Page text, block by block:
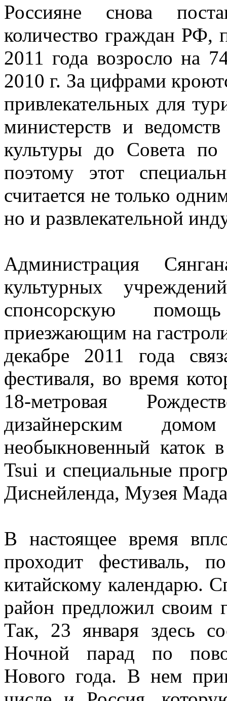
Россияне снова
количество граждан РФ,
2011 года возросло на
2010 г. За цифрами
привлекательных для
министерств и
культуры до Совета
поэтому этот
считается не только
но и развлекательной
Администрация
культурных
спонсорскую
приезжающим на
декабре 2011 года
фестиваля, во время
18-метровая
дизайнерским
необыкновенный каток
Tsui и специальные
Диснейленда, Музея
В настоящее время
проходит фестиваль,
китайскому календарю.
район предложил своим
Так, 23 января здесь
Ночной парад по
Нового года. В нем